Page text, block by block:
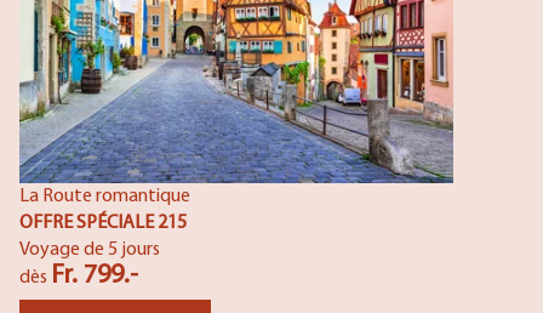
La Route romantique
OFFRE SPÉCIALE 215
Voyage de 5 jours
dès Fr. 799.-